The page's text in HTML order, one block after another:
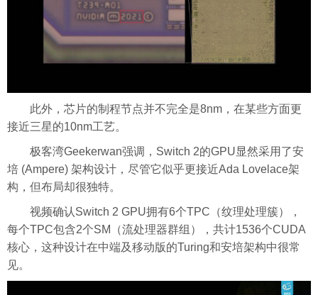
此外，芯片的制程节点并不完全是8nm，在某些方面更
接近三星的10nm工艺。
极客湾Geekerwan强调，Switch 2的GPU显然采用了安
培 (Ampere) 架构设计，尽管它似乎更接近Ada Lovelace架
构，但布局却很独特。
视频确认Switch 2 GPU拥有6个TPC（纹理处理簇），
每个TPC包含2个SM（流处理器群组），共计1536个CUDA
核心，这种设计在中端及移动版的Turing和安培架构中很常
见。